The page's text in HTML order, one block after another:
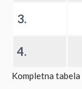
3.
4.
Kompletna tabela